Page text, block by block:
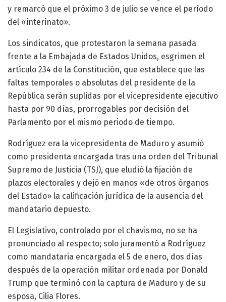
y remarcó que el próximo 3 de julio se vence el período
del «interinato».
Los sindicatos, que protestaron la semana pasada
frente a la Embajada de Estados Unidos, esgrimen el
artículo 234 de la Constitución, que establece que las
faltas temporales o absolutas del presidente de la
República serán suplidas por el vicepresidente ejecutivo
hasta por 90 días, prorrogables por decisión del
Parlamento por el mismo periodo de tiempo.
Rodríguez era la vicepresidenta de Maduro y asumió
como presidenta encargada tras una orden del Tribunal
Supremo de Justicia (TSJ), que eludió la fijación de
plazos electorales y dejó en manos «de otros órganos
del Estado» la calificación jurídica de la ausencia del
mandatario depuesto.
El Legislativo, controlado por el chavismo, no se ha
pronunciado al respecto; solo juramentó a Rodríguez
como mandataria encargada el 5 de enero, dos días
después de la operación militar ordenada por Donald
Trump que terminó con la captura de Maduro y de su
esposa, Cilia Flores.